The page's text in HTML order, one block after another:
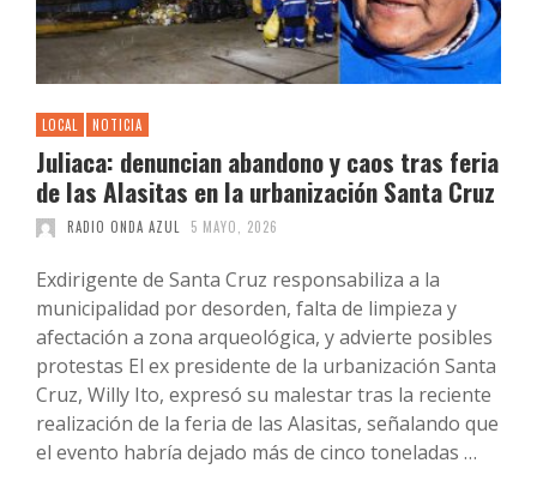
LOCAL NOTICIA
Juliaca: denuncian abandono y caos tras feria
de las Alasitas en la urbanización Santa Cruz
RADIO ONDA AZUL 5 MAYO, 2026
Exdirigente de Santa Cruz responsabiliza a la
municipalidad por desorden, falta de limpieza y
afectación a zona arqueológica, y advierte posibles
protestas El ex presidente de la urbanización Santa
Cruz, Willy Ito, expresó su malestar tras la reciente
realización de la feria de las Alasitas, señalando que
el evento habría dejado más de cinco toneladas …